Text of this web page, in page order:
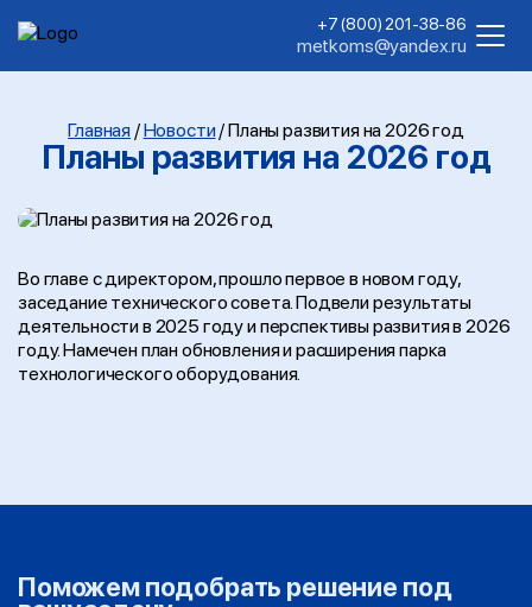
+7 (800) 201-38-86
metkoms@yandex.ru
Главная /Новости /Планы развития на 2026 год
Планы развития на 2026 год
Во главе с директором, прошло первое в новом году,
заседание технического совета. Подвели результаты
деятельности в 2025 году и перспективы развития в 2026
году. Намечен план обновления и расширения парка
технологического оборудования.
Поможем подобрать решение под